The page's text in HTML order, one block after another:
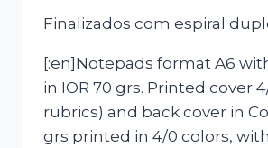
Finalizados com espiral
[:en]Notepads format A6
in IOR 70 grs. Printed cover
rubrics) and back cover in
grs printed in 4/0 colors,